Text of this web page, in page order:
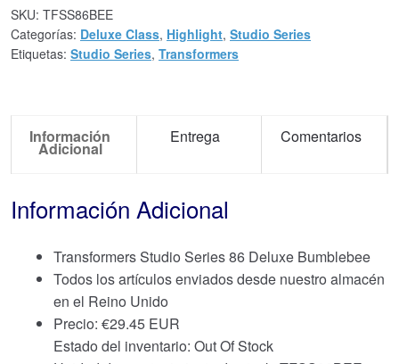
SKU: TFSS86BEE
Categorías: Deluxe Class, Highlight, Studio Series
Etiquetas: Studio Series, Transformers
Información
Adicional
Entrega Comentarios
Información Adicional
Transformers Studio Series 86 Deluxe Bumblebee
Todos los artículos enviados desde nuestro almacén
en el Reino Unido
Precio: €29.45 EUR
Estado del inventario: Out Of Stock